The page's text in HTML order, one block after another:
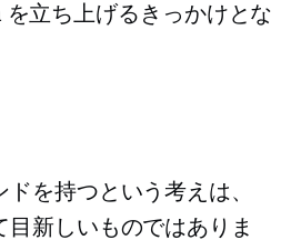
立ち上げるきっかけとな
を持つという考えは、
目新しいものではありま